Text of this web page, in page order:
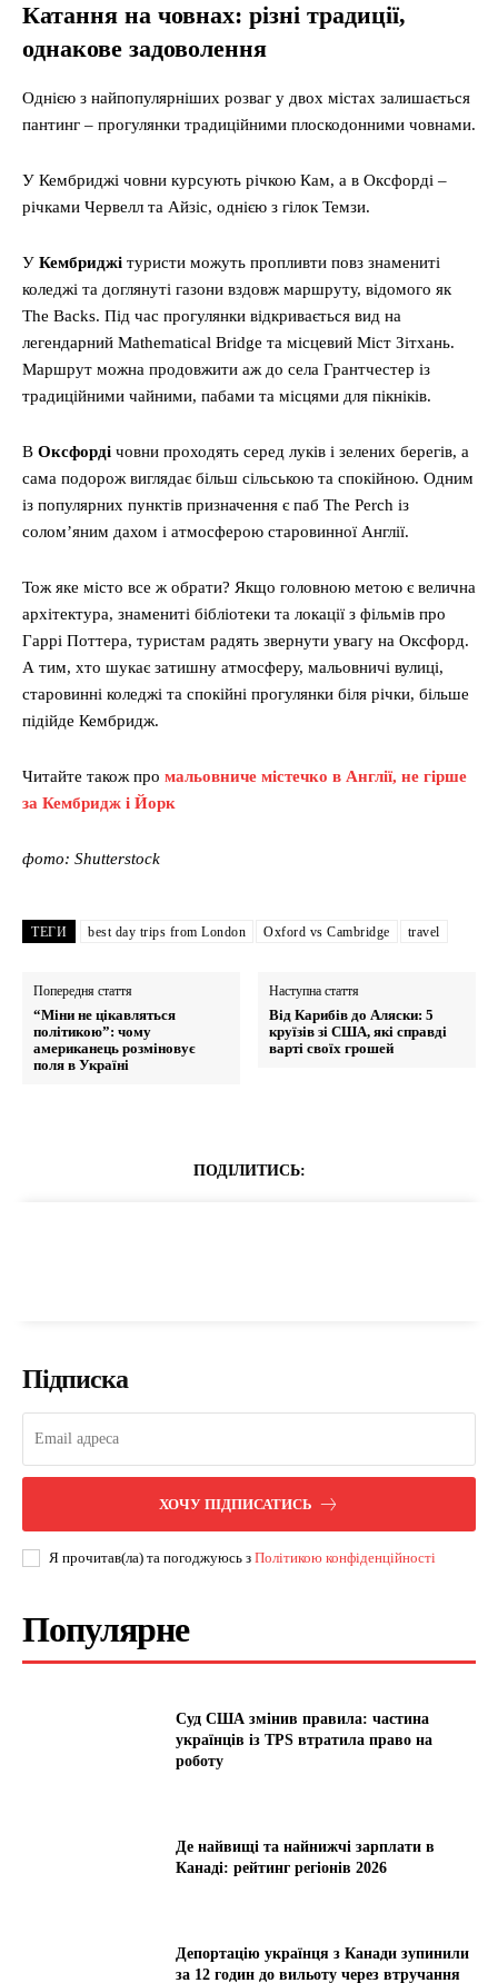
Катання на човнах: різні традиції,
однакове задоволення
Однією з найпопулярніших розваг у двох містах залишається
пантинг – прогулянки традиційними плоскодонними човнами.
У Кембриджі човни курсують річкою Кам, а в Оксфорді –
річками Червелл та Айзіс, однією з гілок Темзи.
У Кембриджі туристи можуть пропливти повз знамениті
коледжі та доглянуті газони вздовж маршруту, відомого як
The Backs. Під час прогулянки відкривається вид на
легендарний Mathematical Bridge та місцевий Міст Зітхань.
Маршрут можна продовжити аж до села Грантчестер із
традиційними чайними, пабами та місцями для пікніків.
В Оксфорді човни проходять серед луків і зелених берегів, а
сама подорож виглядає більш сільською та спокійною. Одним
із популярних пунктів призначення є паб The Perch із
солом’яним дахом і атмосферою старовинної Англії.
Тож яке місто все ж обрати? Якщо головною метою є велична
архітектура, знамениті бібліотеки та локації з фільмів про
Гаррі Поттера, туристам радять звернути увагу на Оксфорд.
А тим, хто шукає затишну атмосферу, мальовничі вулиці,
старовинні коледжі та спокійні прогулянки біля річки, більше
підійде Кембридж.
Читайте також про мальовниче містечко в Англії, не гірше
за Кембридж і Йорк
фото: Shutterstock
ТЕГИ best day trips from London Oxford vs Cambridge travel
Попередня стаття
“Міни не цікавляться
політикою”: чому
американець розміновує
поля в Україні
Наступна стаття
Від Карибів до Аляски: 5
круїзів зі США, які справді
варті своїх грошей
ПОДІЛИТИСЬ:
Підписка
ХОЧУ ПІДПИСАТИСЬ
Я прочитав(ла) та погоджуюсь з Політикою конфіденційності
Популярне
Суд США змінив правила: частина
українців із TPS втратила право на
роботу
Де найвищі та найнижчі зарплати в
Канаді: рейтинг регіонів 2026
Депортацію українця з Канади зупинили
за 12 годин до вильоту через втручання